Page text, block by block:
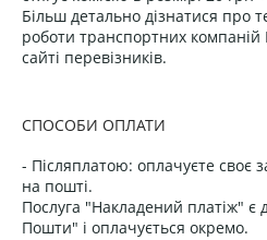
Більш детально дізнатися про
роботи транспортних
сайті перевізників.
СПОСОБИ ОПЛАТИ
- Післяплатою: оплачуєте своє
на пошті.
Послуга "Накладений платіж" є
Пошти" і оплачується окремо.